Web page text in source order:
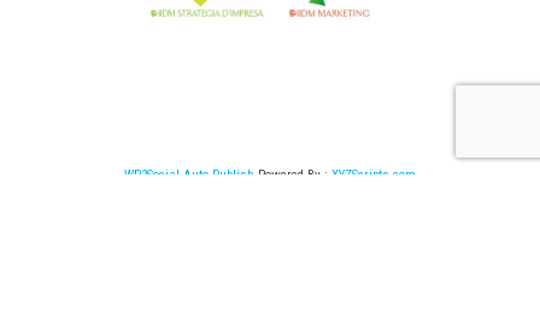
WP2Social Auto Publish Powered By : XYZScripts.com